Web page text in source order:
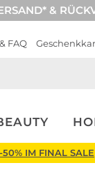
&
FAQ
50% IM FINAL SALE